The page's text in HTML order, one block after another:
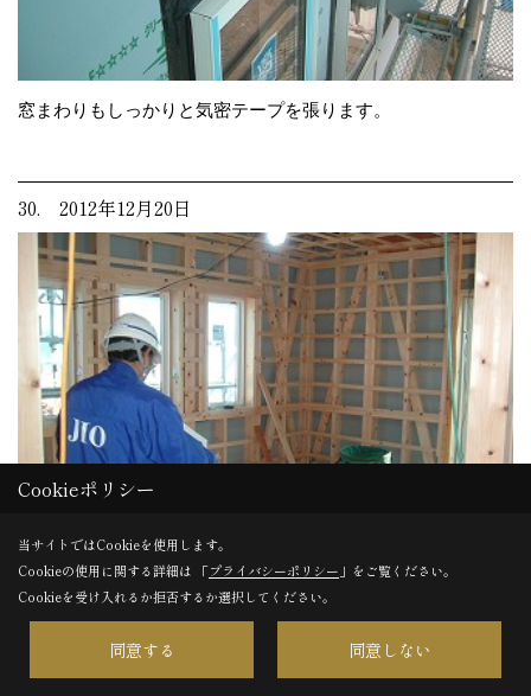
窓まわりもしっかりと気密テープを張ります。
30. 2012年12月20日
Cookieポリシー
当サイトではCookieを使用します。
Cookieの使用に関する詳細は 「プライバシーポリシー 」をご覧ください。
Cookieを受け入れるか拒否するか選択してください。
同意する 同意しない